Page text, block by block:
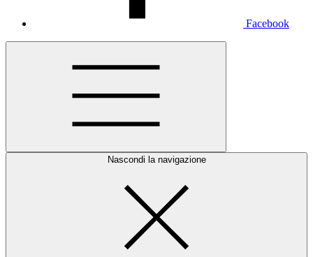
Facebook
Nascondi la navigazione